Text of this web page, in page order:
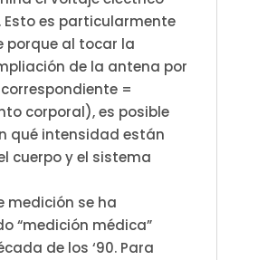
es particularmente
porque al tocar la
de la antena por
=
corporal), es posible
qué intensidad están
cuerpo y el sistema
medición se ha
“medición médica”
de los ‘90. Para